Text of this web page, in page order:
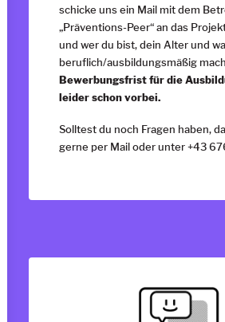
schicke uns ein Mail mit dem
„Präventions-Peer“ an das
und wer du bist, dein Alter und
beruflich/ausbildungsmäßig
Bewerbungsfrist für die
leider schon vorbei.
Solltest du noch Fragen haben,
gerne per Mailoder unter +43